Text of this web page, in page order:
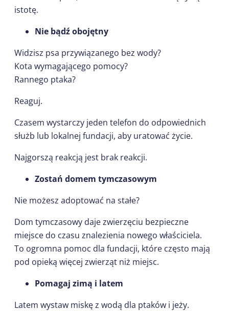
istotę.
Nie bądź obojętny
Widzisz psa przywiązanego bez wody?
Kota wymagającego pomocy?
Rannego ptaka?
Reaguj.
Czasem wystarczy jeden telefon do odpowiednich
służb lub lokalnej fundacji, aby uratować życie.
Najgorszą reakcją jest brak reakcji.
Zostań domem tymczasowym
Nie możesz adoptować na stałe?
Dom tymczasowy daje zwierzęciu bezpieczne
miejsce do czasu znalezienia nowego właściciela.
To ogromna pomoc dla fundacji, które często mają
pod opieką więcej zwierząt niż miejsc.
Pomagaj zimą i latem
Latem wystaw miskę z wodą dla ptaków i jeży.